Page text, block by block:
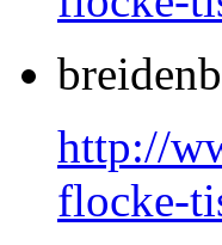
http://
flocke-